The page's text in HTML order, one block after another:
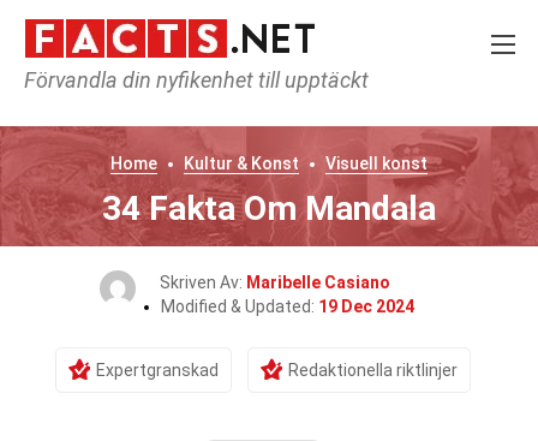
Förvandla din nyfikenhet till upptäckt
Home Kultur & Konst Visuell konst
34 Fakta Om Mandala
Skriven Av: Maribelle Casiano
Modified & Updated: 19 Dec 2024
Expertgranskad Redaktionella riktlinjer